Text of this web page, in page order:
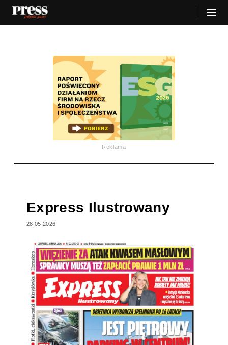
Reklama
Express Ilustrowany
28.05.2026